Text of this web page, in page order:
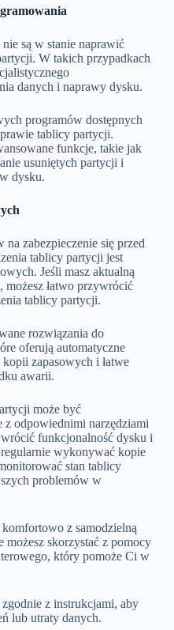
są w stanie naprawić
W takich przypadkach
danych i naprawy dysku.
programów dostępnych
tablicy partycji.
funkcje, takie jak
usuniętych partycji i
dysku.
na zabezpieczenie się przed
tablicy partycji jest
Jeśli masz aktualną
możesz łatwo przywrócić
tablicy partycji.
rozwiązania do
oferują automatyczne
zapasowych i łatwe
awarii.
może być
z odpowiednimi narzędziami
funkcjonalność dysku i
wykonywać kopie
stan tablicy
problemów w
z samodzielną
skorzystać z pomocy
który pomoże Ci w
z instrukcjami, aby
lub utraty danych.